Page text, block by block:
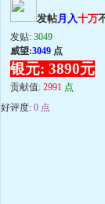
发帖月入十万
发贴: 3049
威望:3049 点
银元: 3890元
贡献值: 2991 点
好评度: 0 点